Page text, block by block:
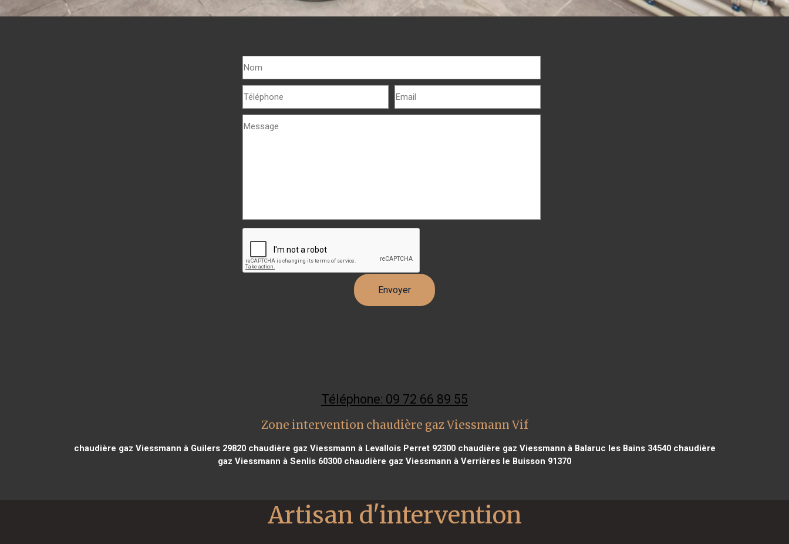
Téléphone: 09 72 66 89 55
Zone intervention chaudière gaz Viessmann Vif
chaudière gaz Viessmann à Guilers 29820chaudière gaz Viessmann à Levallois Perret 92300chaudière gaz Viessmann à Balaruc les Bains 34540chaudière
gaz Viessmann à Senlis 60300 chaudière gaz Viessmann à Verrières le Buisson 91370
Artisan d'intervention